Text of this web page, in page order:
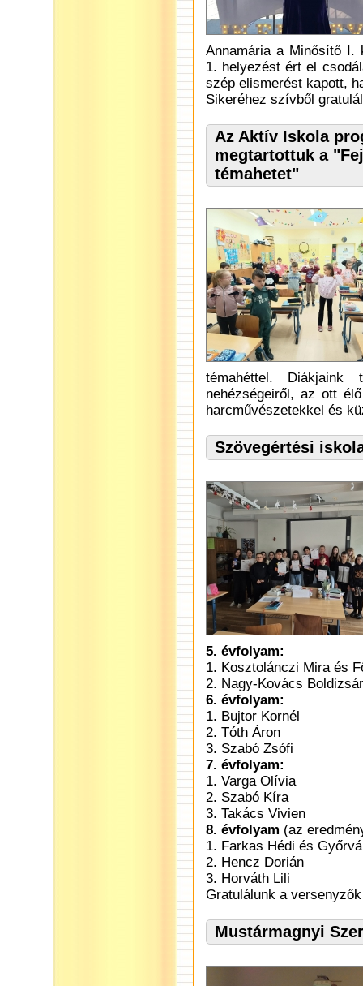
Annamária a Minősítő I.
1. helyezést ért el
szép elismerést kapott,
Sikeréhez szívből
Az Aktív Iskola
megtartottuk a
témahetet"
témahéttel.
nehézségeiről, az ott
harcművészetekkel és
Szövegértési
5. évfolyam:
1. Kosztolánczi Mira és
2. Nagy-Kovács
6. évfolyam:
1. Bujtor Kornél
2. Tóth Áron
3. Szabó Zsófi
7. évfolyam:
1. Varga Olívia
2. Szabó Kíra
3. Takács Vivien
8. évfolyam (az
1. Farkas Hédi és
2. Hencz Dorián
3. Horváth Lili
Gratulálunk a
Mustármagnyi